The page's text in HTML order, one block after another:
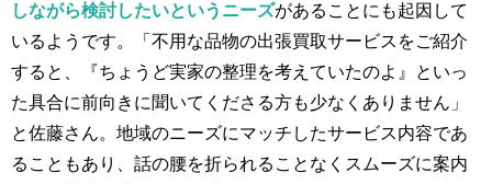
しながら検討したいというニーズがあることにも起因して
いるようです。「不用な品物の出張買取サービスをご紹介
すると、『ちょうど実家の整理を考えていたのよ』といっ
た具合に前向きに聞いてくださる方も少なくありません」
と佐藤さん。地域のニーズにマッチしたサービス内容であ
ることもあり、話の腰を折られることなくスムーズに案内